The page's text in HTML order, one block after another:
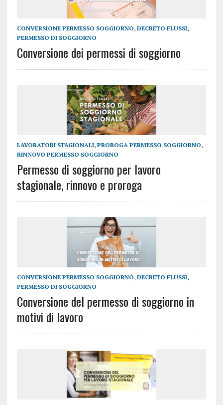
CONVERSIONE PERMESSO SOGGIORNO, DECRETO FLUSSI,
PERMESSO DI SOGGIORNO
Conversione dei permessi di soggiorno
LAVORATORI STAGIONALI, PROROGA PERMESSO SOGGIORNO,
RINNOVO PERMESSO SOGGIORNO
Permesso di soggiorno per lavoro
stagionale, rinnovo e proroga
CONVERSIONE PERMESSO SOGGIORNO, DECRETO FLUSSI,
PERMESSO DI SOGGIORNO
Conversione del permesso di soggiorno in
motivi di lavoro